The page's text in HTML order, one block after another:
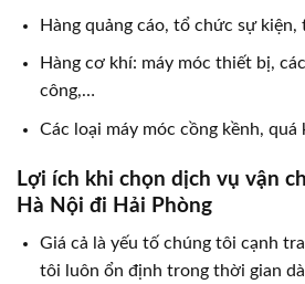
Hàng quảng cáo, tổ chức sự
Hàng cơ khí: máy móc thiết bị,
công,…
Các loại máy móc cồng kềnh, quá
Lợi ích khi chọn dịch vụ vận
Hà Nội đi Hải Phòng
Giá cả là yếu tố chúng tôi cạnh
tôi luôn ổn định trong thời gian